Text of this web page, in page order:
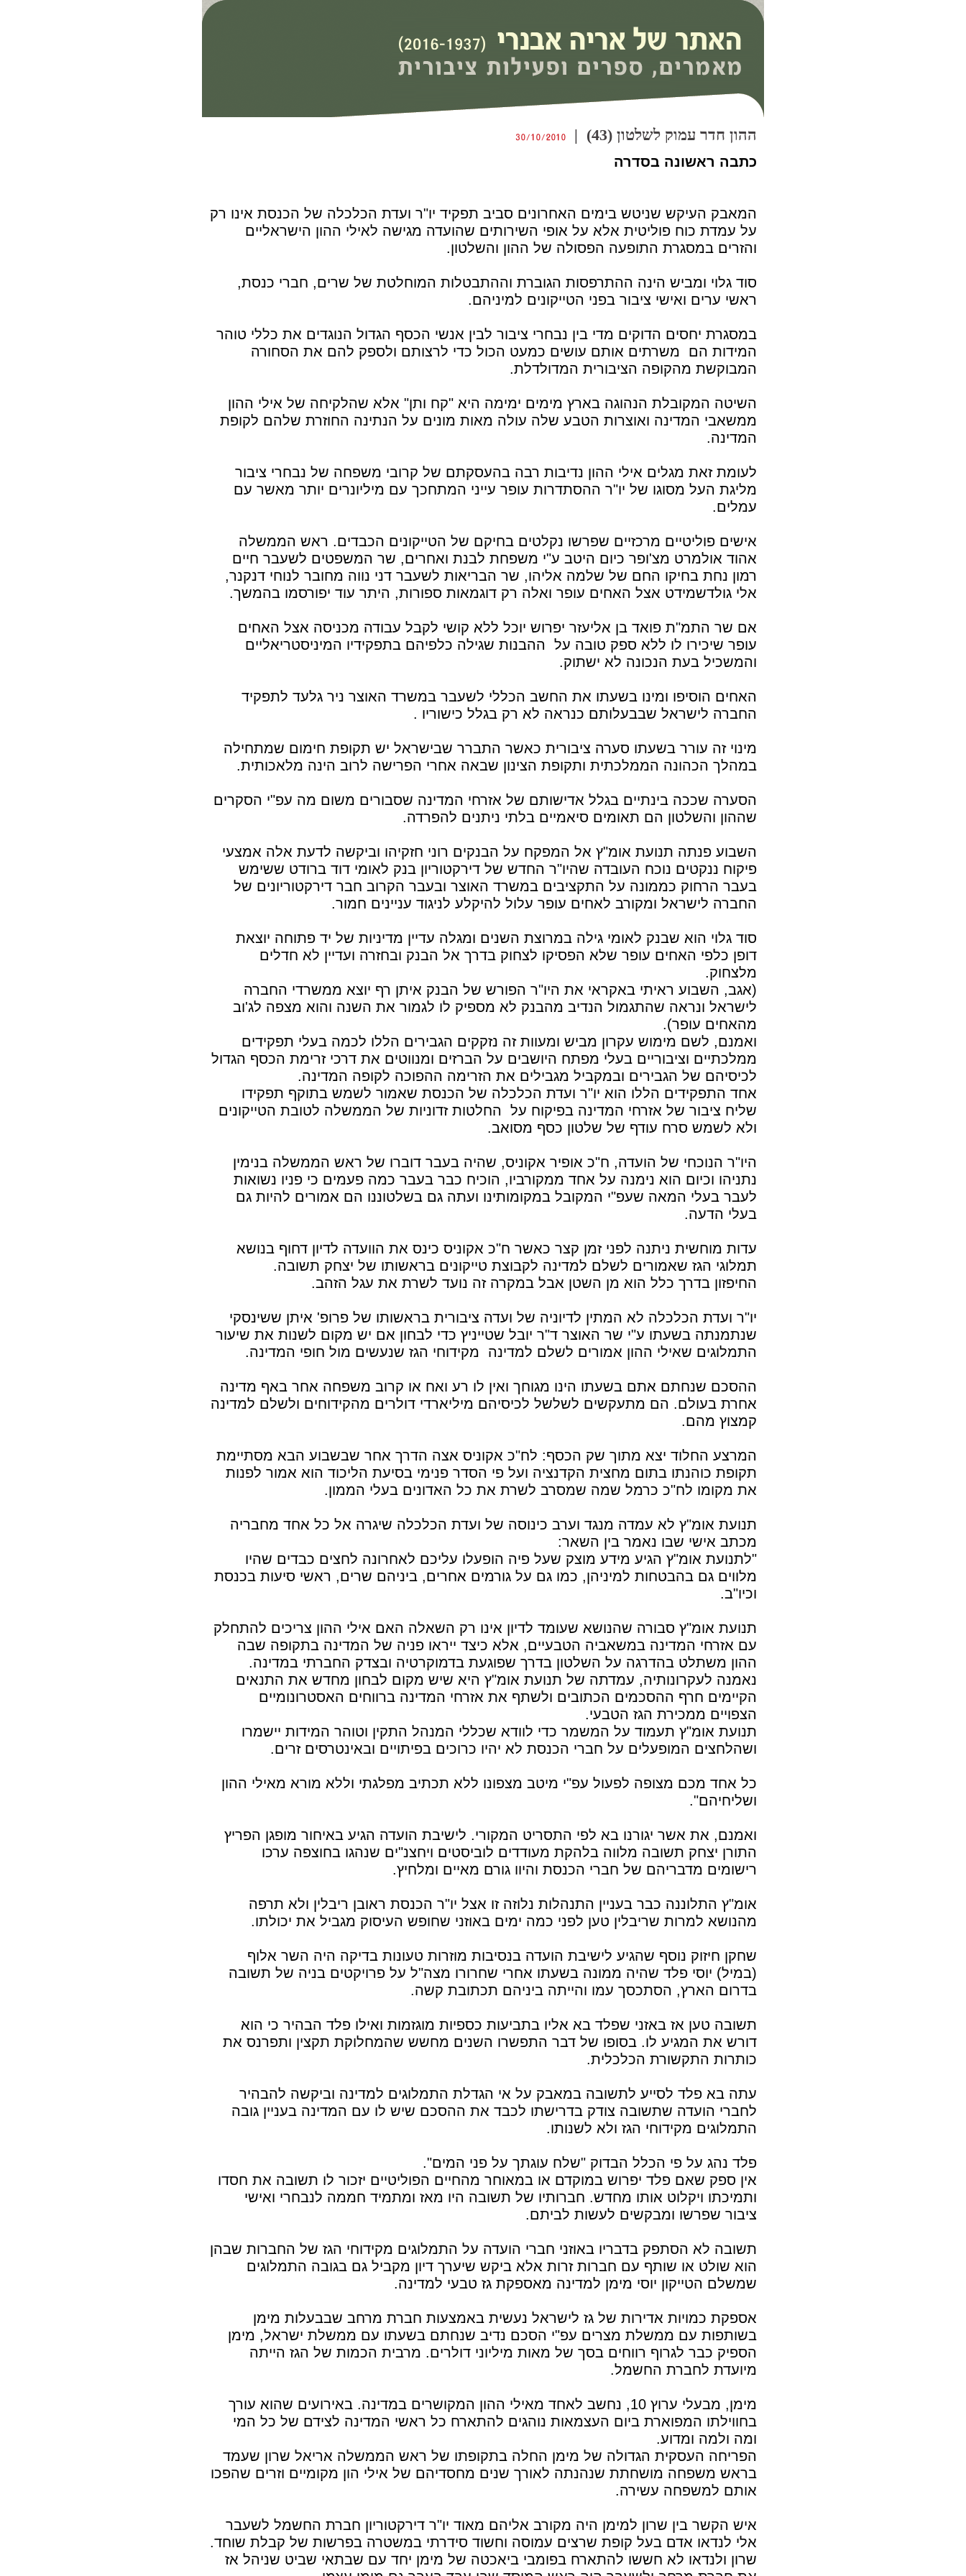
ההון חדר עמוק לשלטון (43) |
כתבה ראשונה בסדרה
המאבק העיקש שניטש בימים האחרונים סביב תפקיד יו"ר ועדת הכלכלה של הכנסת אינו רק
על עמדת כוח פוליטית אלא על אופי השירותים שהועדה מגישה לאילי ההון הישראליים
והזרים במסגרת התופעה הפסולה של ההון והשלטון.
סוד גלוי ומביש הינה ההתרפסות הגוברת וההתבטלות המוחלטת של שרים, חברי כנסת,
ראשי ערים ואישי ציבור בפני הטייקונים למיניהם.
במסגרת יחסים הדוקים מדי בין נבחרי ציבור לבין אנשי הכסף הגדול הנוגדים את כללי טוהר
המידות הם משרתים אותם עושים כמעט הכול כדי לרצותם ולספק להם את הסחורה
המבוקשת מהקופה הציבורית המדולדלת.
השיטה המקובלת הנהוגה בארץ מימים ימימה היא "קח ותן" אלא שהלקיחה של אילי ההון
ממשאבי המדינה ואוצרות הטבע שלה עולה מאות מונים על הנתינה החוזרת שלהם לקופת
המדינה.
לעומת זאת מגלים אילי ההון נדיבות רבה בהעסקתם של קרובי משפחה של נבחרי ציבור
מליגת העל מסוגו של יו"ר ההסתדרות עופר עייני המתחכך עם מיליונרים יותר מאשר עם
עמלים.
אישים פוליטיים מרכזיים שפרשו נקלטים בחיקם של הטייקונים הכבדים. ראש הממשלה
אהוד אולמרט מצ'ופר כיום היטב ע"י משפחת לבנת ואחרים, שר המשפטים לשעבר חיים
רמון נחת בחיקו החם של שלמה אליהו, שר הבריאות לשעבר דני נווה מחובר לנוחי דנקנר,
אלי גולדשמידט אצל האחים עופר ואלה רק דוגמאות ספורות, היתר עוד יפורסמו בהמשך.
אם שר התמ"ת פואד בן אליעזר יפרוש יוכל ללא קושי לקבל עבודה מכניסה אצל האחים
עופר שיכירו לו ללא ספק טובה על ההבנות שגילה כלפיהם בתפקידיו המיניסטריאליים
והמשכיל בעת הנכונה לא ישתוק.
האחים הוסיפו ומינו בשעתו את החשב הכללי לשעבר במשרד האוצר ניר גלעד לתפקיד
החברה לישראל שבבעלותם כנראה לא רק בגלל כישוריו .
מינוי זה עורר בשעתו סערה ציבורית כאשר התברר שבישראל יש תקופת חימום שמתחילה
במהלך הכהונה הממלכתית ותקופת הצינון שבאה אחרי הפרישה לרוב הינה מלאכותית.
הסערה שככה בינתיים בגלל אדישותם של אזרחי המדינה שסבורים משום מה עפ"י הסקרים
שההון והשלטון הם תאומים סיאמיים בלתי ניתנים להפרדה.
השבוע פנתה תנועת אומ"ץ אל המפקח על הבנקים רוני חזקיהו וביקשה לדעת אלה אמצעי
פיקוח ננקטים נוכח העובדה שהיו"ר החדש של דירקטוריון בנק לאומי דוד ברודט ששימש
בעבר הרחוק כממונה על התקציבים במשרד האוצר ובעבר הקרוב חבר דירקטוריונים של
החברה לישראל ומקורב לאחים עופר עלול להיקלע לניגוד עניינים חמור.
סוד גלוי הוא שבנק לאומי גילה במרוצת השנים ומגלה עדיין מדיניות של יד פתוחה יוצאת
דופן כלפי האחים עופר שלא הפסיקו לצחוק בדרך אל הבנק ובחזרה ועדיין לא חדלים
מלצחוק.
(אגב, השבוע ראיתי באקראי את היו"ר הפורש של הבנק איתן רף יוצא ממשרדי החברה
לישראל ונראה שהתגמול הנדיב מהבנק לא מספיק לו לגמור את השנה והוא מצפה לג'וב
מהאחים עופר).
ואמנם, לשם מימוש עקרון מביש ומעוות זה נזקקים הגבירים הללו לכמה בעלי תפקידים
ממלכתיים וציבוריים בעלי מפתח היושבים על הברזים ומנווטים את דרכי זרימת הכסף הגדול
לכיסיהם של הגבירים ובמקביל מגבילים את הזרימה ההפוכה לקופה המדינה.
אחד התפקידים הללו הוא יו"ר ועדת הכלכלה של הכנסת שאמור לשמש בתוקף תפקידו
שליח ציבור של אזרחי המדינה בפיקוח על החלטות זדוניות של הממשלה לטובת הטייקונים
ולא לשמש סרח עודף של שלטון כסף מסואב.
היו"ר הנוכחי של הועדה, ח"כ אופיר אקוניס, שהיה בעבר דוברו של ראש הממשלה בנימין
נתניהו וכיום הוא נימנה על אחד ממקורביו, הוכיח כבר בעבר כמה פעמים כי פניו נשואות
לעבר בעלי המאה שעפ"י המקובל במקומותינו ועתה גם בשלטוננו הם אמורים להיות גם
בעלי הדעה.
עדות מוחשית ניתנה לפני זמן קצר כאשר ח"כ אקוניס כינס את הוועדה לדיון דחוף בנושא
תמלוגי הגז שאמורים לשלם למדינה לקבוצת טייקונים בראשותו של יצחק תשובה.
החיפזון בדרך כלל הוא מן השטן אבל במקרה זה נועד לשרת את עגל הזהב.
יו"ר ועדת הכלכלה לא המתין לדיוניה של ועדה ציבורית בראשותו של פרופ' איתן ששינסקי
שנתמנתה בשעתו ע"י שר האוצר ד"ר יובל שטייניץ כדי לבחון אם יש מקום לשנות את שיעור
התמלוגים שאילי ההון אמורים לשלם למדינה מקידוחי הגז שנעשים מול חופי המדינה.
ההסכם שנחתם אתם בשעתו הינו מגוחך ואין לו רע ואח או קרוב משפחה אחר באף מדינה
אחרת בעולם. הם מתעקשים לשלשל לכיסיהם מיליארדי דולרים מהקידוחים ולשלם למדינה
קמצוץ מהם.
המרצע החלוד יצא מתוך שק הכסף: לח"כ אקוניס אצה הדרך אחר שבשבוע הבא מסתיימת
תקופת כוהנתו בתום מחצית הקדנציה ועל פי הסדר פנימי בסיעת הליכוד הוא אמור לפנות
את מקומו לח"כ כרמל שמה שמסרב לשרת את כל האדונים בעלי הממון.
תנועת אומ"ץ לא עמדה מנגד וערב כינוסה של ועדת הכלכלה שיגרה אל כל אחד מחבריה
מכתב אישי שבו נאמר בין השאר:
"לתנועת אומ"ץ הגיע מידע מוצק שעל פיה הופעלו עליכם לאחרונה לחצים כבדים שהיו
מלווים גם בהבטחות למיניהן, כמו גם על גורמים אחרים, ביניהם שרים, ראשי סיעות בכנסת
וכיו"ב.
תנועת אומ"ץ סבורה שהנושא שעומד לדיון אינו רק השאלה האם אילי ההון צריכים להתחלק
עם אזרחי המדינה במשאביה הטבעיים, אלא כיצד ייראו פניה של המדינה בתקופה שבה
ההון משתלט בהדרגה על השלטון בדרך שפוגעת בדמוקרטיה ובצדק החברתי במדינה.
נאמנה לעקרונותיה, עמדתה של תנועת אומ"ץ היא שיש מקום לבחון מחדש את התנאים
הקיימים חרף ההסכמים הכתובים ולשתף את אזרחי המדינה ברווחים האסטרונומיים
הצפויים ממכירת הגז הטבעי.
תנועת אומ"ץ תעמוד על המשמר כדי לוודא שכללי המנהל התקין וטוהר המידות יישמרו
ושהלחצים המופעלים על חברי הכנסת לא יהיו כרוכים בפיתויים ובאינטרסים זרים.
כל אחד מכם מצופה לפעול עפ"י מיטב מצפונו ללא תכתיב מפלגתי וללא מורא מאילי ההון
ושליחיהם".
ואמנם, את אשר יגורנו בא לפי התסריט המקורי. לישיבת הועדה הגיע באיחור מופגן הפריץ
התורן יצחק תשובה מלווה בלהקת מעודדים לוביסטים ויחצנ"ים שנהגו בחוצפה ערכו
רישומים מדבריהם של חברי הכנסת והיוו גורם מאיים ומלחיץ.
אומ"ץ התלוננה כבר בעניין התנהלות נלוזה זו אצל יו"ר הכנסת ראובן ריבלין ולא תרפה
מהנושא למרות שריבלין טען לפני כמה ימים באוזני שחופש העיסוק מגביל את יכולתו.
שחקן חיזוק נוסף שהגיע לישיבת הועדה בנסיבות מוזרות טעונות בדיקה היה השר אלוף
(במיל) יוסי פלד שהיה ממונה בשעתו אחרי שחרורו מצה"ל על פרויקטים בניה של תשובה
בדרום הארץ, הסתכסך עמו והייתה ביניהם תכתובת קשה.
תשובה טען אז באזני שפלד בא אליו בתביעות כספיות מוגזמות ואילו פלד הבהיר כי הוא
דורש את המגיע לו. בסופו של דבר התפשרו השנים מחשש שהמחלוקת תקצין ותפרנס את
כותרות התקשורת הכלכלית.
עתה בא פלד לסייע לתשובה במאבק על אי הגדלת התמלוגים למדינה וביקשה להבהיר
לחברי הועדה שתשובה צודק בדרישתו לכבד את ההסכם שיש לו עם המדינה בעניין גובה
התמלוגים מקידוחי הגז ולא לשנותו.
פלד נהג על פי הכלל הבדוק "שלח עוגתך על פני המים".
אין ספק שאם פלד יפרוש במוקדם או במאוחר מהחיים הפוליטיים יזכור לו תשובה את חסדו
ותמיכתו ויקלוט אותו מחדש. חברותיו של תשובה היו מאז ומתמיד חממה לנבחרי ואישי
ציבור שפרשו ומבקשים לעשות לביתם.
תשובה לא הסתפק בדבריו באוזני חברי הועדה על התמלוגים מקידוחי הגז של החברות שבהן
הוא שולט או שותף עם חברות זרות אלא ביקש שיערך דיון מקביל גם בגובה התמלוגים
שמשלם הטייקון יוסי מימן למדינה מאספקת גז טבעי למדינה.
אספקת כמויות אדירות של גז לישראל נעשית באמצעות חברת מרחב שבבעלות מימן
בשותפות עם ממשלת מצרים עפ"י הסכם נדיב שנחתם בשעתו עם ממשלת ישראל, מימן
הספיק כבר לגרוף רווחים בסך של מאות מיליוני דולרים. מרבית הכמות של הגז הייתה
מיועדת לחברת החשמל.
מימן, מבעלי ערוץ 10, נחשב לאחד מאילי ההון המקושרים במדינה. באירועים שהוא עורך
בחווילתו המפוארת ביום העצמאות נוהגים להתארח כל ראשי המדינה לצידם של כל המי
ומה ולמה ומדוע.
הפריחה העסקית הגדולה של מימן החלה בתקופתו של ראש הממשלה אריאל שרון שעמד
בראש משפחה מושחתת שנהנתה לאורך שנים מחסדיהם של אילי הון מקומיים וזרים שהפכו
אותם למשפחה עשירה.
איש הקשר בין שרון למימן היה מקורב אליהם מאוד יו"ר דירקטוריון חברת החשמל לשעבר
אלי לנדאו אדם בעל קופת שרצים עמוסה וחשוד סידרתי במשטרה בפרשות של קבלת שוחד.
שרון ולנדאו לא חששו להתארח בפומבי ביאכטה של מימן יחד עם שבתאי שביט שניהל אז